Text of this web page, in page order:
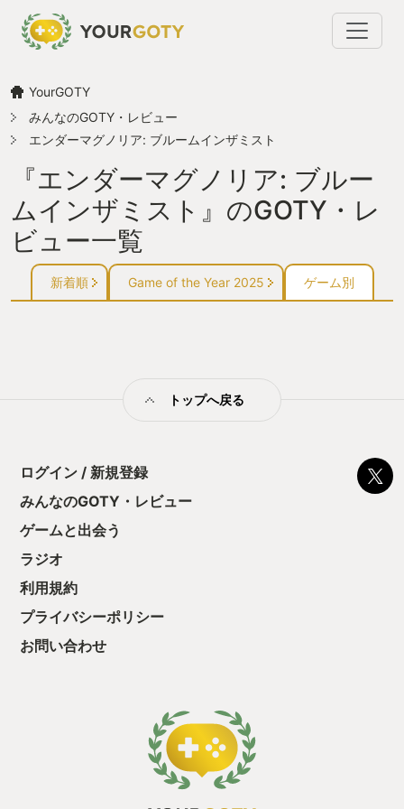
YourGOTY
みんなのGOTY・レビュー
エンダーマグノリア: ブルームインザミスト
『エンダーマグノリア: ブルー
ムインザミスト』のGOTY・レ
ビュー一覧
新着順 Game of the Year 2025 ゲーム別
トップへ戻る
ログイン / 新規登録
みんなのGOTY・レビュー
ゲームと出会う
ラジオ
利用規約
プライバシーポリシー
お問い合わせ